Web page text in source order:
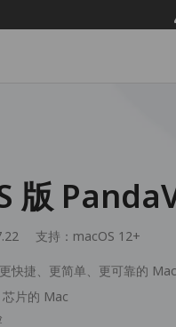
版
支持： macOS 12+
捷、更简单、更可靠的 Mac
片的 Mac